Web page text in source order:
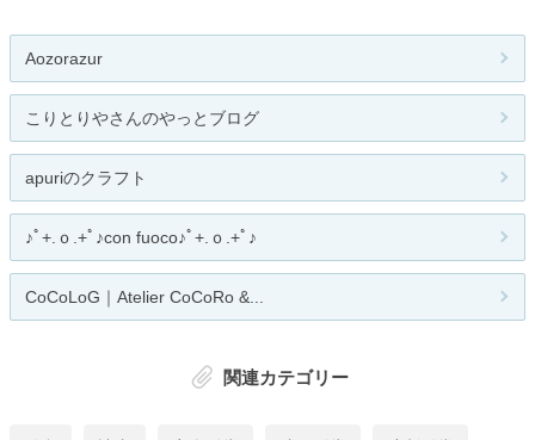
Aozorazur
こりとりやさんのやっとブログ
apuriのクラフト
♪ﾟ+.ｏ.+ﾟ♪con fuoco♪ﾟ+.ｏ.+ﾟ♪
CoCoLoG｜Atelier CoCoRo &...
関連カテゴリー